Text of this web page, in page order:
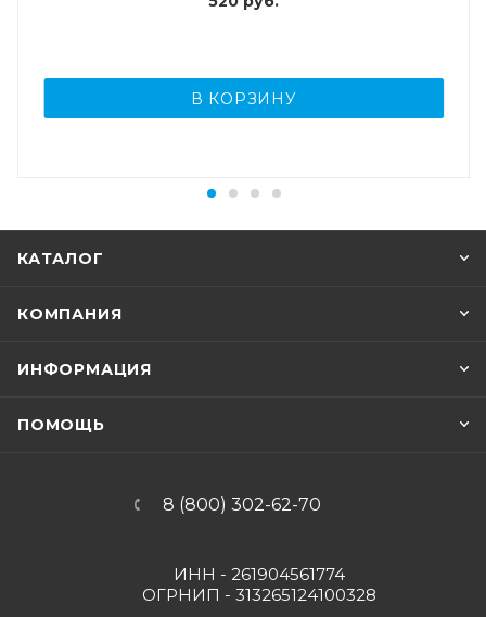
В КОРЗИНУ
КАТАЛОГ
КОМПАНИЯ
ИНФОРМАЦИЯ
ПОМОЩЬ
8 (800) 302-62-70
ИНН - 261904561774
ОГРНИП - 313265124100328